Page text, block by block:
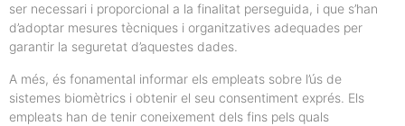
ser necessari i proporcional a la finalitat perseguida, i que s’han
d’adoptar mesures tècniques i organitzatives adequades per
garantir la seguretat d’aquestes dades.
A més, és fonamental informar els empleats sobre l’ús de
sistemes biomètrics i obtenir el seu consentiment exprés. Els
empleats han de tenir coneixement dels fins pels quals